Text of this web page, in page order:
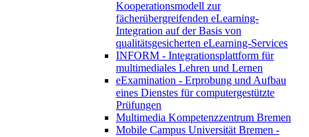
Kooperationsmodell zur
fächerübergreifenden eLearning-
Integration auf der Basis von
qualitätsgesicherten eLearning-Services
INFORM - Integrationsplattform für
multimediales Lehren und Lernen
eExamination - Erprobung und Aufbau
eines Dienstes für computergestützte
Prüfungen
Multimedia Kompetenzzentrum Bremen
Mobile Campus Universität Bremen -